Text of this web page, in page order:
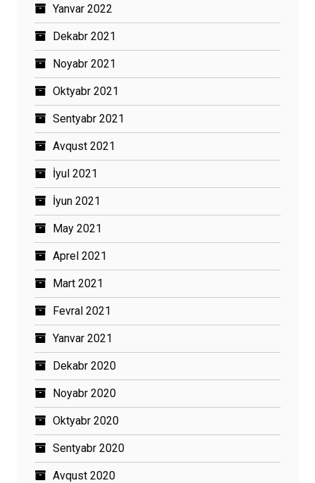
Yanvar 2022
Dekabr 2021
Noyabr 2021
Oktyabr 2021
Sentyabr 2021
Avqust 2021
İyul 2021
İyun 2021
May 2021
Aprel 2021
Mart 2021
Fevral 2021
Yanvar 2021
Dekabr 2020
Noyabr 2020
Oktyabr 2020
Sentyabr 2020
Avqust 2020